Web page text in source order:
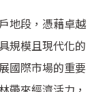
地段，憑藉卓越
規模且現代化的
國際市場的重要